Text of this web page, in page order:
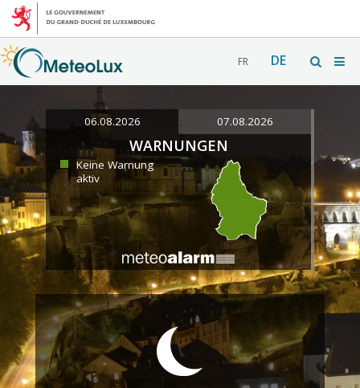
FR DE
06.08.2026 07.08.2026
WARNUNGEN
Keine Warnung
aktiv